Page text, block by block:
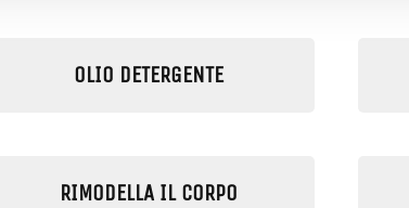
OLIO DETERGENTE
RIMODELLA IL CORPO